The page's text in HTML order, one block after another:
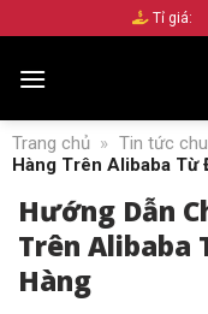
nội
Tỉ giá:
Trang chủ » Tin tức
Hàng Trên Alibaba Từ
Hướng Dẫn
Trên Alibaba
Hàng